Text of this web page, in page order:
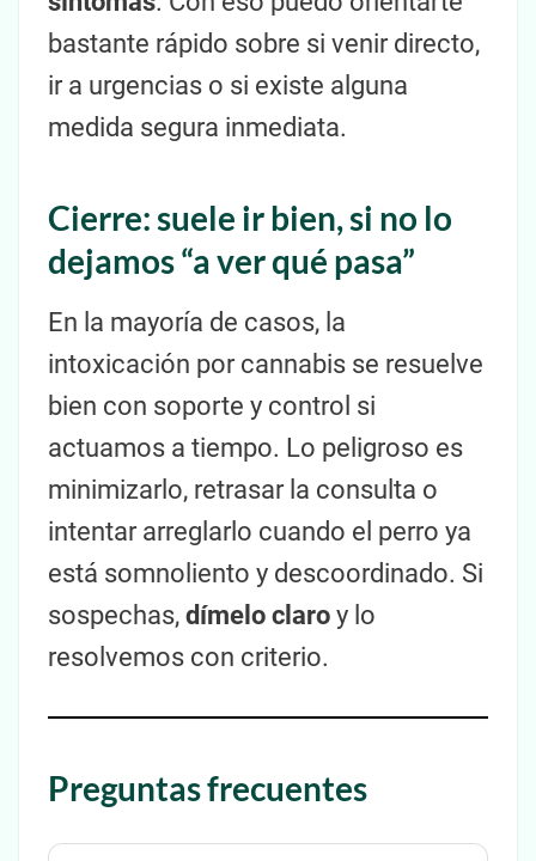
bastante rápido sobre si venir directo,
ir a urgencias o si existe alguna
medida segura inmediata.
Cierre: suele ir bien, si no lo
dejamos “a ver qué pasa”
En la mayoría de casos, la
intoxicación por cannabis se resuelve
bien con soporte y control si
actuamos a tiempo. Lo peligroso es
minimizarlo, retrasar la consulta o
intentar arreglarlo cuando el perro ya
está somnoliento y descoordinado. Si
sospechas, dímelo claro y lo
resolvemos con criterio.
Preguntas frecuentes